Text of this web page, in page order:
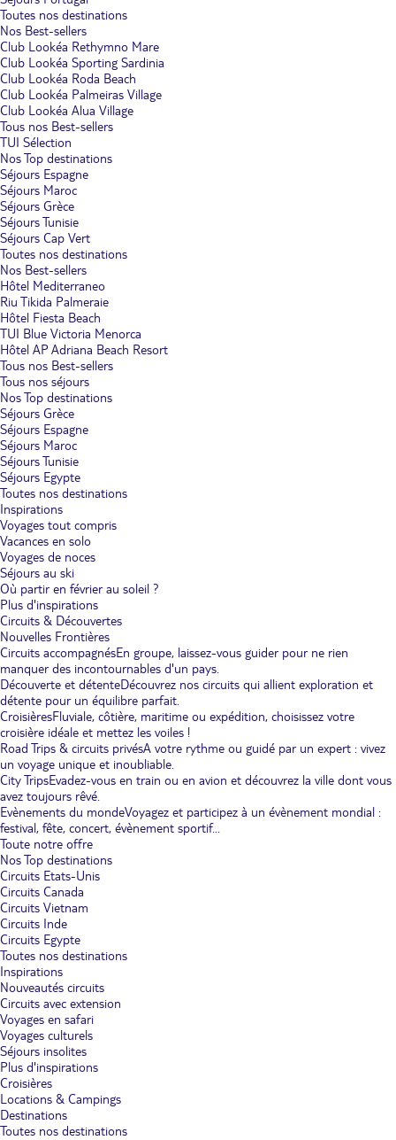
Toutes nos destinations
Nos Best-sellers
Club Lookéa Rethymno Mare
Club Lookéa Sporting Sardinia
Club Lookéa Roda Beach
Club Lookéa Palmeiras Village
Club Lookéa Alua Village
Tous nos Best-sellers
TUI Sélection
Nos Top destinations
Séjours Espagne
Séjours Maroc
Séjours Grèce
Séjours Tunisie
Séjours Cap Vert
Toutes nos destinations
Nos Best-sellers
Hôtel Mediterraneo
Riu Tikida Palmeraie
Hôtel Fiesta Beach
TUI Blue Victoria Menorca
Hôtel AP Adriana Beach Resort
Tous nos Best-sellers
Tous nos séjours
Nos Top destinations
Séjours Grèce
Séjours Espagne
Séjours Maroc
Séjours Tunisie
Séjours Egypte
Toutes nos destinations
Inspirations
Voyages tout compris
Vacances en solo
Voyages de noces
Séjours au ski
Où partir en février au soleil ?
Plus d'inspirations
Circuits & Découvertes
Nouvelles Frontières
Circuits accompagnésEn groupe, laissez-vous guider pour ne rien
manquer des incontournables d'un pays.
Découverte et détenteDécouvrez nos circuits qui allient exploration et
détente pour un équilibre parfait.
CroisièresFluviale, côtière, maritime ou expédition, choisissez votre
croisière idéale et mettez les voiles !
Road Trips & circuits privésA votre rythme ou guidé par un expert : vivez
un voyage unique et inoubliable.
City TripsEvadez-vous en train ou en avion et découvrez la ville dont vous
avez toujours rêvé.
Evènements du mondeVoyagez et participez à un évènement mondial :
festival, fête, concert, évènement sportif...
Toute notre offre
Nos Top destinations
Circuits Etats-Unis
Circuits Canada
Circuits Vietnam
Circuits Inde
Circuits Egypte
Toutes nos destinations
Inspirations
Nouveautés circuits
Circuits avec extension
Voyages en safari
Voyages culturels
Séjours insolites
Plus d'inspirations
Croisières
Locations & Campings
Destinations
Toutes nos destinations